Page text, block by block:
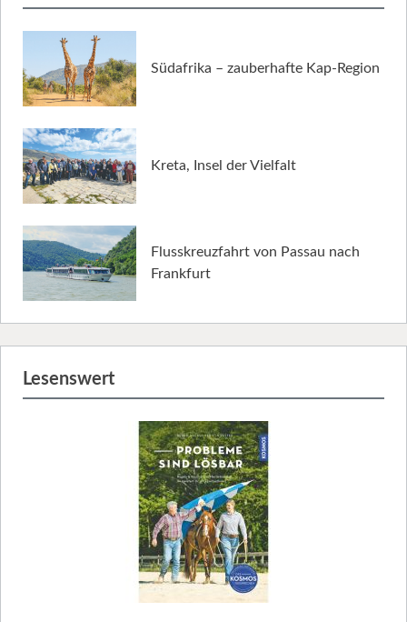
Südafrika – zauberhafte Kap-Region
Kreta, Insel der Vielfalt
Flusskreuzfahrt von Passau nach
Frankfurt
Lesenswert